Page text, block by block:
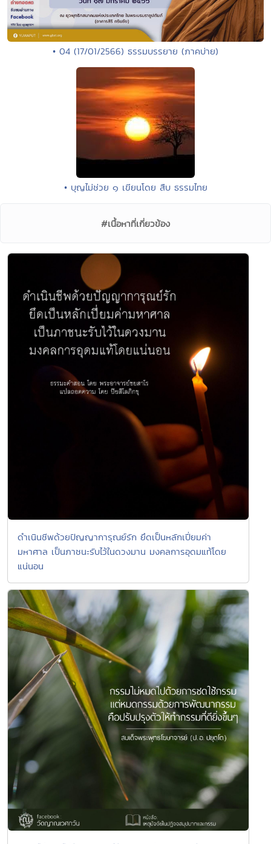
• 04 (17/01/2566) ธรรมบรรยาย (ภาคบ่าย)
• บุญไม่ช่วย ๑ เขียนโดย สืบ ธรรมไทย
#เนื้อหาที่เกี่ยวข้อง
ดำเนินชีพด้วยปัญญาการุณย์รัก ยึดเป็นหลักเปี่ยมค่า
มหาศาล เป็นภาชนะรับไว้ในดวงมาน มงคลการอุดมแท้โดย
แน่นอน